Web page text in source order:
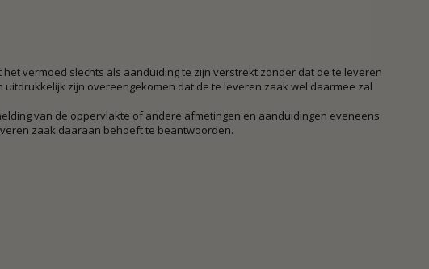
vermoed slechts als aanduiding te zijn verstrekt zonder dat de te leveren
zijn overeengekomen dat de te leveren zaak wel daarmee zal
van de oppervlakte of andere afmetingen en aanduidingen eveneens
zaak daaraan behoeft te beantwoorden.